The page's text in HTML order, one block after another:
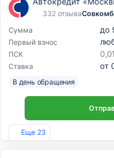
Еще 23
332 отзыва
Сумма
до
Первый взнос
ПСК
Ставка от
В день обращения
Лиц. №963